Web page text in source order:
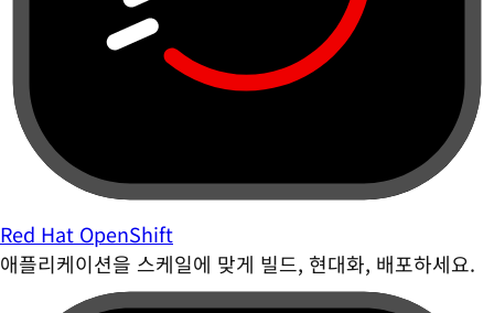
Red Hat OpenShift
애플리케이션을 스케일에 맞게 빌드, 현대화, 배포하세요.